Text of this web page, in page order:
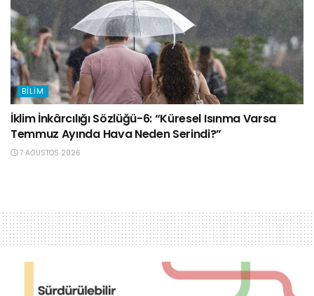
BILIM
İklim İnkârcılığı Sözlüğü-6: “Küresel Isınma Varsa
Temmuz Ayında Hava Neden Serindi?”
7 AĞUSTOS 2026